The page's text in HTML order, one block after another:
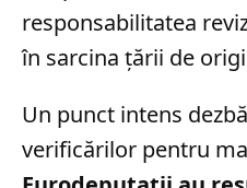
responsabilitatea
în sarcina țării de
Un punct intens
verificărilor pentru